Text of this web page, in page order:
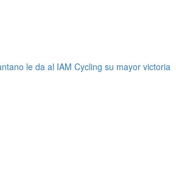
le da al IAM Cycling su mayor victoria